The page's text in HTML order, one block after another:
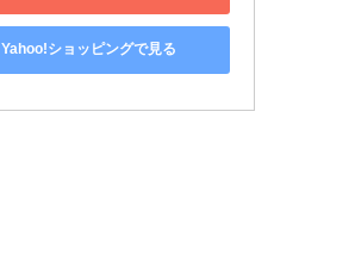
Yahoo!ショッピングで見る